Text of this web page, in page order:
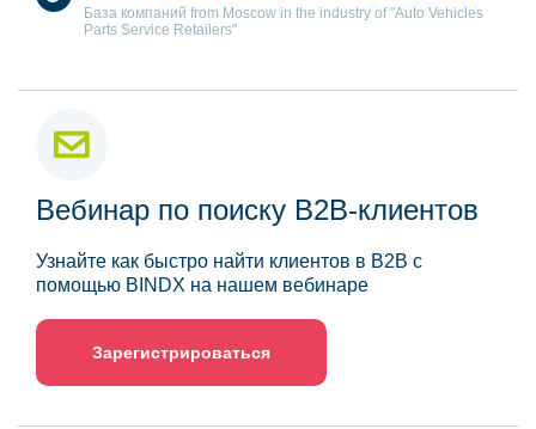
База компаний from Moscow in the industry of "Auto Vehicles
Parts Service Retailers"
Вебинар по поиску B2B-клиентов
Узнайте как быстро найти клиентов в B2B с
помощью BINDX на нашем вебинаре
Зарегистрироваться